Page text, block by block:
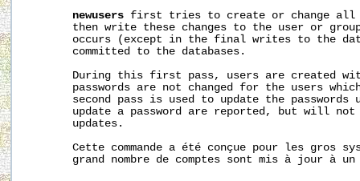
newusers first tries to create or change all
then write these changes to the user or
occurs (except in the final writes to the
       committed to the databases.
During this first pass, users are created
passwords are not changed for the users
second pass is used to update the passwords
update a password are reported, but will
       updates.
Cette commande a été conçue pour les gros
grand nombre de comptes sont mis à jour à un